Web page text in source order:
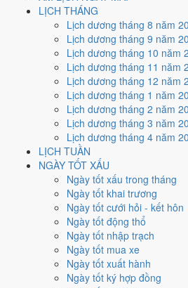
LỊCH THÁNG
Lịch dương tháng 8 năm
Lịch dương tháng 9 năm
Lịch dương tháng 10 năm
Lịch dương tháng 11 năm
Lịch dương tháng 12 năm
Lịch dương tháng 1 năm
Lịch dương tháng 2 năm
Lịch dương tháng 3 năm
Lịch dương tháng 4 năm
LỊCH TUẦN
NGÀY TỐT XẤU
Ngày tốt xấu trong tháng
Ngày tốt khai trương
Ngày tốt cưới hỏi - kết hôn
Ngày tốt động thổ
Ngày tốt nhập trạch
Ngày tốt mua xe
Ngày tốt xuất hành
Ngày tốt ký hợp đồng
Canh Tuất ·
Nguyễn Minh An·Cập nhật: 30/
2030 (Canh Tuất), Tết Nguyên đán
Canh Tuất 2030có Thiên Can Canh
hành Thổ. Nạp Âm làThoa Xuyến Kim
Chi Thổ sinh Kim (tương sinh), đó là nền
88 ngày đạt mức Tốt trở lên
. Mức này chấm theo thang 5 bậc dùng
ngày, không phải chỉ đếm ngày Hoàng Đạo.
Tết Nguyên đán rơi vào2/2/2030. Về
hướng Đông Nam (Tốn)nên
Thìnxung Thái Tuế, theo tục
Ngày tốt trở lên